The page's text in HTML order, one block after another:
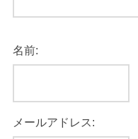
名前:
メールアドレス: